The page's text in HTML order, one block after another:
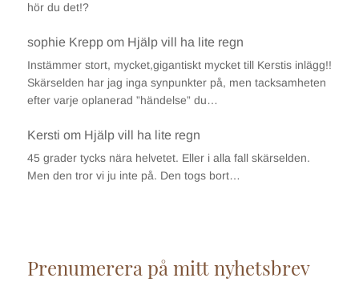
hör du det!?
sophie Kreppom Hjälp vill ha lite regn
Instämmer stort, mycket,gigantiskt mycket till Kerstis inlägg!!
Skärselden har jag inga synpunkter på, men tacksamheten
efter varje oplanerad ”händelse” du…
Kersti om Hjälp vill ha lite regn
45 grader tycks nära helvetet. Eller i alla fall skärselden.
Men den tror vi ju inte på. Den togs bort…
Prenumerera på mitt nyhetsbrev